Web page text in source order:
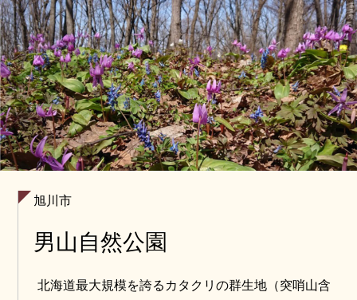
旭川市
男山自然公園
北海道最大規模を誇るカタクリの群生地（突哨山含